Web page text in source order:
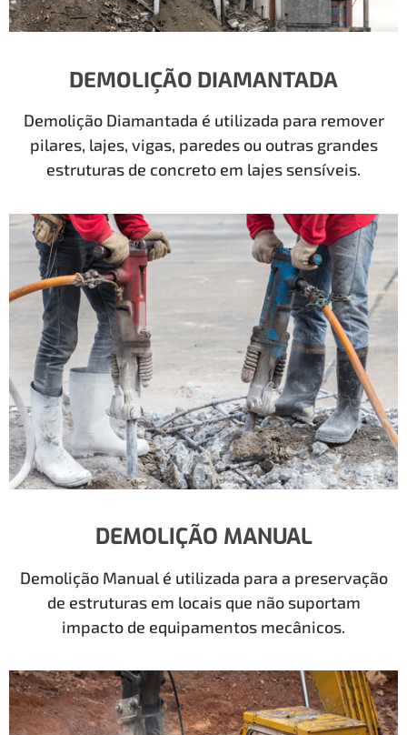
DEMOLIÇÃO DIAMANTADA
Demolição Diamantada é utilizada para remover
pilares, lajes, vigas, paredes ou outras grandes
estruturas de concreto em lajes sensíveis.
DEMOLIÇÃO MANUAL
Demolição Manual é utilizada para a preservação
de estruturas em locais que não suportam
impacto de equipamentos mecânicos.